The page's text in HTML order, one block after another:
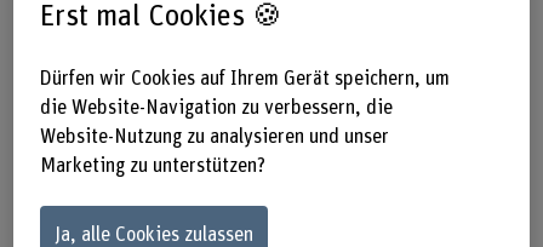
Biodiversität umfasst die Vielfalt der Gene,
Ökosysteme mit hoher Biodiversität sind
stabiler gegenüber Umwelteinflüssen.
Dieser Artikel ist Teil einer Serie der Berner
Fachhochschule, die im Rahmen der
Biodiversitätsinitiative ihre Expertise zum
Thema beleuchtet.
Erst mal Cookies 🍪
Dürfen wir Cookies auf Ihrem Gerät speichern, um
die Website-Navigation zu verbessern, die
Website-Nutzung zu analysieren und unser
Marketing zu unterstützen?
Ja, alle Cookies zulassen